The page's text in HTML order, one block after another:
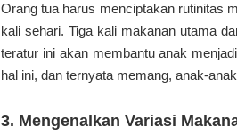
Orang tua harus menciptakan rutinitas
kali sehari. Tiga kali makanan utama
teratur ini akan membantu anak
hal ini, dan ternyata memang, anak-
3. Mengenalkan Variasi